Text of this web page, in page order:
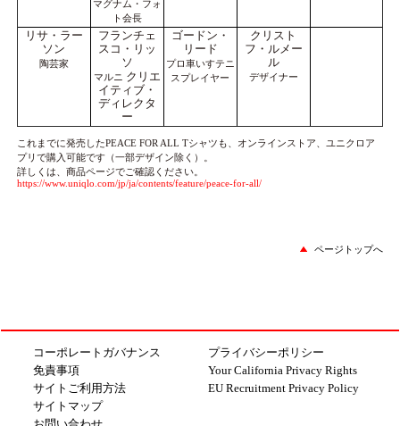
マグナム・フォ
ト会長
リサ・ラー
ソン
陶芸家
フランチェ
スコ・リッ
ソ
マルニ クリエ
イティブ・
ディレクタ
ー
ゴードン・
リード
プロ車いすテニ
スプレイヤー
クリスト
フ・ルメー
ル
デザイナー
これまでに発売したPEACE FOR ALL Tシャツも、オンラインストア、ユニクロア
プリで購入可能です（一部デザイン除く）。
詳しくは、商品ページでご確認ください。
https://www.uniqlo.com/jp/ja/contents/feature/peace-for-all/
ページトップへ
コーポレートガバナンス
免責事項
サイトご利用方法
サイトマップ
プライバシーポリシー
Your California Privacy Rights
EU Recruitment Privacy Policy